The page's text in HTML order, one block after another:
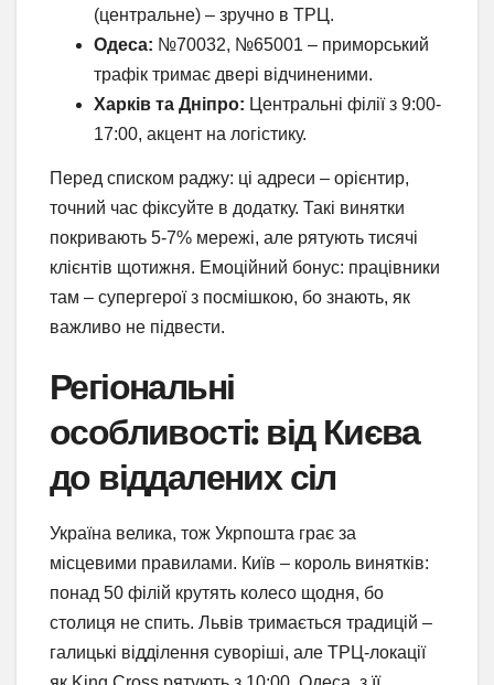
(центральне) – зручно в ТРЦ.
Одеса: №70032, №65001 – приморський
трафік тримає двері відчиненими.
Харків та Дніпро: Центральні філії з 9:00-
17:00, акцент на логістику.
Перед списком раджу: ці адреси – орієнтир,
точний час фіксуйте в додатку. Такі винятки
покривають 5-7% мережі, але рятують тисячі
клієнтів щотижня. Емоційний бонус: працівники
там – супергерої з посмішкою, бо знають, як
важливо не підвести.
Регіональні
особливості: від Києва
до віддалених сіл
Україна велика, тож Укрпошта грає за
місцевими правилами. Київ – король винятків:
понад 50 філій крутять колесо щодня, бо
столиця не спить. Львів тримається традицій –
галицькі відділення суворіші, але ТРЦ-локації